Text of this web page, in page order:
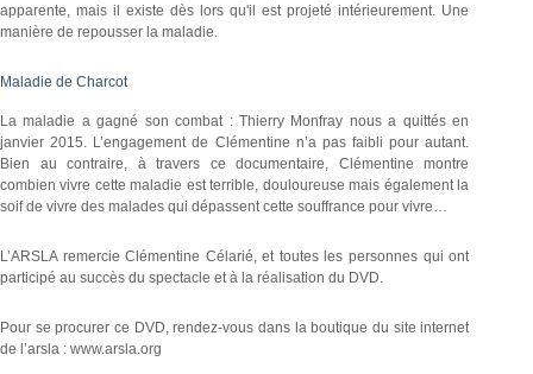
apparente, mais il existe dès lors qu'il est projeté intérieurement. Une
manière de repousser la maladie.
Maladie de Charcot
La maladie a gagné son combat : Thierry Monfray nous a quittés en
janvier 2015. L’engagement de Clémentine n’a pas faibli pour autant.
Bien au contraire, à travers ce documentaire, Clémentine montre
combien vivre cette maladie est terrible, douloureuse mais également la
soif de vivre des malades qui dépassent cette souffrance pour vivre…
L’ARSLA remercie Clémentine Célarié, et toutes les personnes qui ont
participé au succès du spectacle et à la réalisation du DVD.
Pour se procurer ce DVD, rendez-vous dans la boutique du site internet
de l’arsla : www.arsla.org